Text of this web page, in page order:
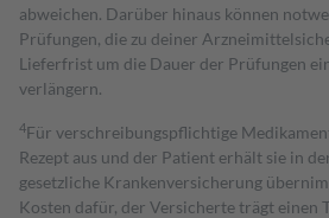
abweichen. Darüber hinaus können
Prüfungen, die zu deiner
Lieferfrist um die Dauer der Prüfungen
verlängern.
4Für verschreibungspflichtige
Rezept aus und der Patient erhält sie in
gesetzliche Krankenversicherung
Kosten dafür, der Versicherte trägt einen